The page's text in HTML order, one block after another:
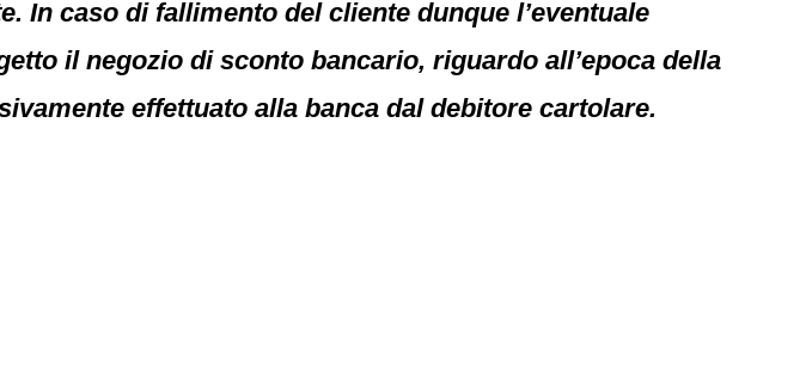
In caso di fallimento del cliente dunque l’eventuale
il negozio di sconto bancario, riguardo all’epoca della
effettuato alla banca dal debitore cartolare.